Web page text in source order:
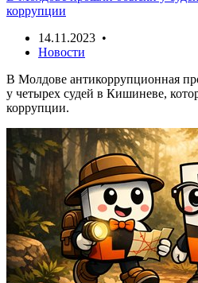
коррупции
14.11.2023 •
Новости
В Молдове антикоррупционная
у четырех судей в Кишиневе,
коррупции.